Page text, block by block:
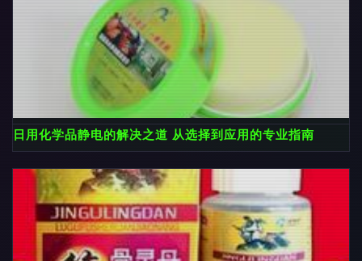
日用化学品静电的解决之道 从选择到应用的专业指南